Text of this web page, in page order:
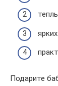
Подарите